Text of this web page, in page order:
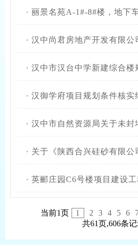
· 丽景名苑A-1#-8#楼，地下车库及设备用房
· 汉中尚君房地产开发有限公司火车站北广场安置
· 汉中市汉台中学新建综合楼规划
· 汉御学府项目规划条件核实
· 汉中市自然资源局关于未封堵废弃矿硐
· 关于《陕西合兴硅砂有限公司城固县老庄镇潮汐河石英矿矿区
· 英郦庄园C6号楼项目建设工程规划
当前1页 1 2 3 4 5 6
共61页,606条